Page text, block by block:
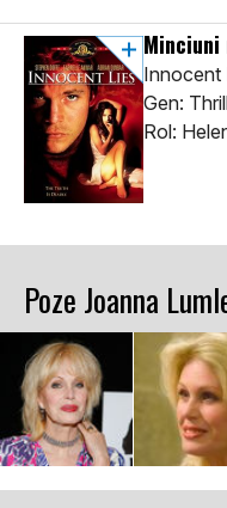
Minciuni
Innocent
Gen:
Rol:
Poze Joanna